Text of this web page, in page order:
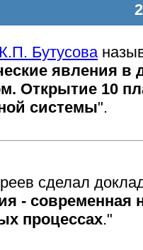
К.П. Бутусова
явления в
Открытие 10
системы".
сделал
- современная
процессах."